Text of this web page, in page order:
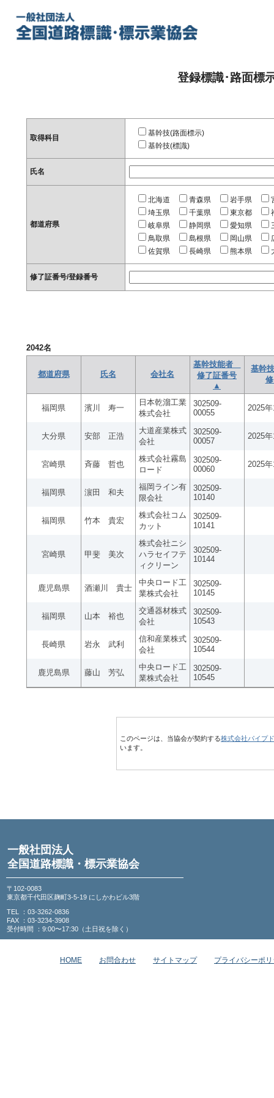
登録標識･路面標
取得科目
基幹技(路面標示)
基幹技(標識)
氏名
都道府県
北海道 青森県 岩手県
埼玉県
千葉県 東京都
岐阜県
静岡県 愛知県
鳥取県
島根県 岡山県
佐賀県
長崎県 熊本県
修了証番号/登録番号
2042名
都道府県 氏名 会社名
基幹技能者
修了証番号
▲
基幹
福岡県 濱川 寿一
日本乾溜工業
株式会社
302509-
00055
2025
大分県 安部 正浩
大道産業株式
会社
302509-
00057
2025
宮崎県 斉藤 哲也
株式会社霧島
ロード
302509-
00060
2025
福岡県 濵田 和夫
福岡ライン有
限会社
302509-
10140
福岡県 竹本 貴宏
株式会社コム
カット
302509-
10141
宮崎県 甲斐 美次
株式会社ニシ
ハラセイフテ
ィクリーン
302509-
10144
鹿児島県 酒瀬川 貴士
中央ロード工
業株式会社
302509-
10145
福岡県 山本 裕也
交通器材株式
会社
302509-
10543
長崎県 岩永 武利
信和産業株式
会社
302509-
10544
鹿児島県 藤山 芳弘
中央ロード工
業株式会社
302509-
10545
このページは、当協会が契約する株式会社パイプ
います。
一般社団法人
全国道路標識・標示業協会
〒102-0083
東京都千代田区麹町3-5-19 にしかわビル3階
TEL ：03-3262-0836
FAX ：03-3234-3908
受付時間 ：9:00〜17:30（土日祝を除く）
HOME お問合わせ サイトマップ プライバシーポ